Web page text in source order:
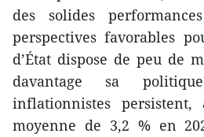
des solides
perspectives favorables
d’État dispose de peu de
davantage sa
inflationnistes
moyenne de 3,2 % en